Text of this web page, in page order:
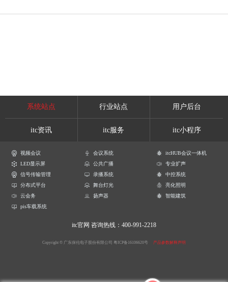
系统站点 行业站点 用户后台
itc资讯 itc服务 itc小程序
视频会议 会议系统
itcHUB会议一体机
LED显示屏
公共广播
专业扩声
信号传输管理
录播系统
中控系统
分布式平台
舞台灯光
亮化照明
云会务
扬声器
智能建筑
pis车载系统
itc官网 咨询热线：400-991-2218
Copyright © 广东保伦电子股份有限公司 粤ICP备16106620号 产品参数解释声明